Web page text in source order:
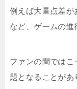
例えば大量点差が
など、ゲームの進
ファンの間では
題となることがあ